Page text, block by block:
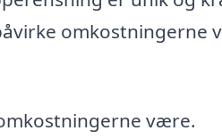
omkostningerne
være.